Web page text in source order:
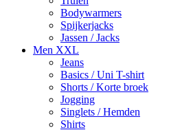
Bodywarmers
Spijkerjacks
Jassen / Jacks
Men XXL
Jeans
Basics / Uni T-shirt
Shorts / Korte broek
Jogging
Singlets / Hemden
Shirts